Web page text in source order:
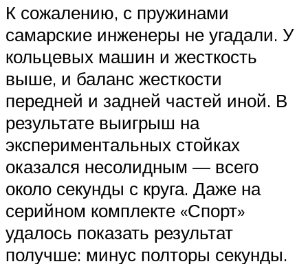
К сожалению, с пружинами
самарские инженеры не угадали. У
кольцевых машин и жесткость
выше, и баланс жесткости
передней и задней частей иной. В
результате выигрыш на
экспериментальных стойках
оказался несолидным — всего
около секунды с круга. Даже на
серийном комплекте «Спорт»
удалось показать результат
получше: минус полторы секунды.